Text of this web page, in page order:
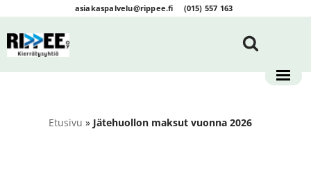
Siirry
suoraan
sisältöön
asiakaspalvelu@rippee.fi (015) 557 163
Etusivu » Jätehuollon maksut vuonna 2026